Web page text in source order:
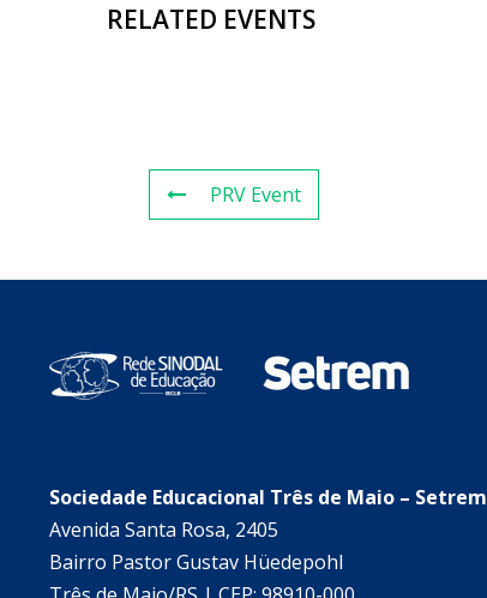
RELATED EVENTS
PRV Event
Sociedade Educacional Três de Maio – Setrem
Avenida Santa Rosa, 2405
Bairro Pastor Gustav Hüedepohl